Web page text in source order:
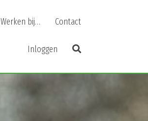
Werken bij… Contact
Inloggen